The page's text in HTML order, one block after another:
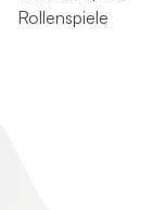
Rollenspiele